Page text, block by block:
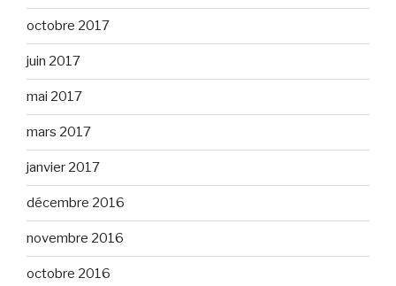
octobre 2017
juin 2017
mai 2017
mars 2017
janvier 2017
décembre 2016
novembre 2016
octobre 2016